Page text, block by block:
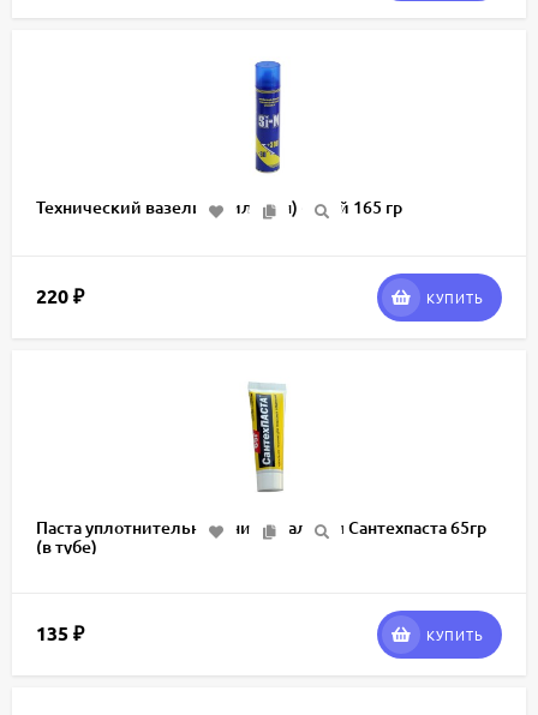
Технический вазелин (силикон) спрей 165 гр
220 ₽ КУПИТЬ
Паста уплотнительная универсальная Сантехпаста 65гр
(в тубе)
135 ₽ КУПИТЬ